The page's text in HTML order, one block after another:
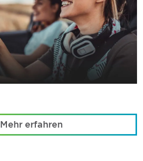
Mehr erfahren